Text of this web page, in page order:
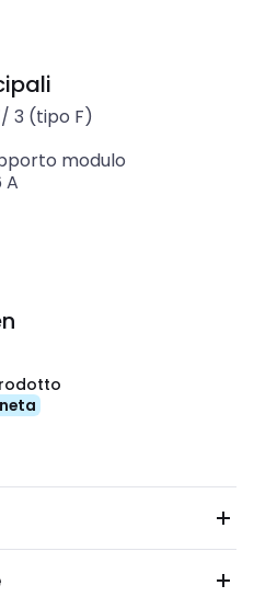
3 (tipo F)
modulo
A